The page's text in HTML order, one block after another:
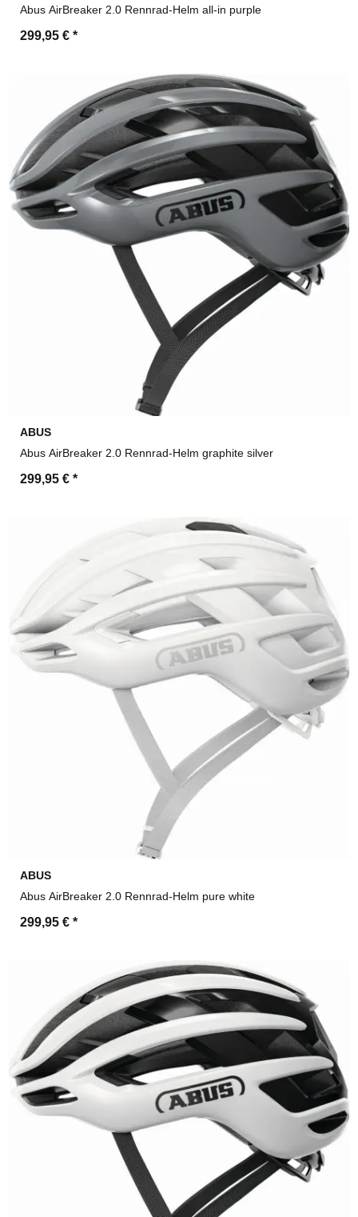
Abus AirBreaker 2.0 Rennrad-Helm all-in purple
299,95 € *
ABUS
Abus AirBreaker 2.0 Rennrad-Helm graphite silver
299,95 € *
ABUS
Abus AirBreaker 2.0 Rennrad-Helm pure white
299,95 € *